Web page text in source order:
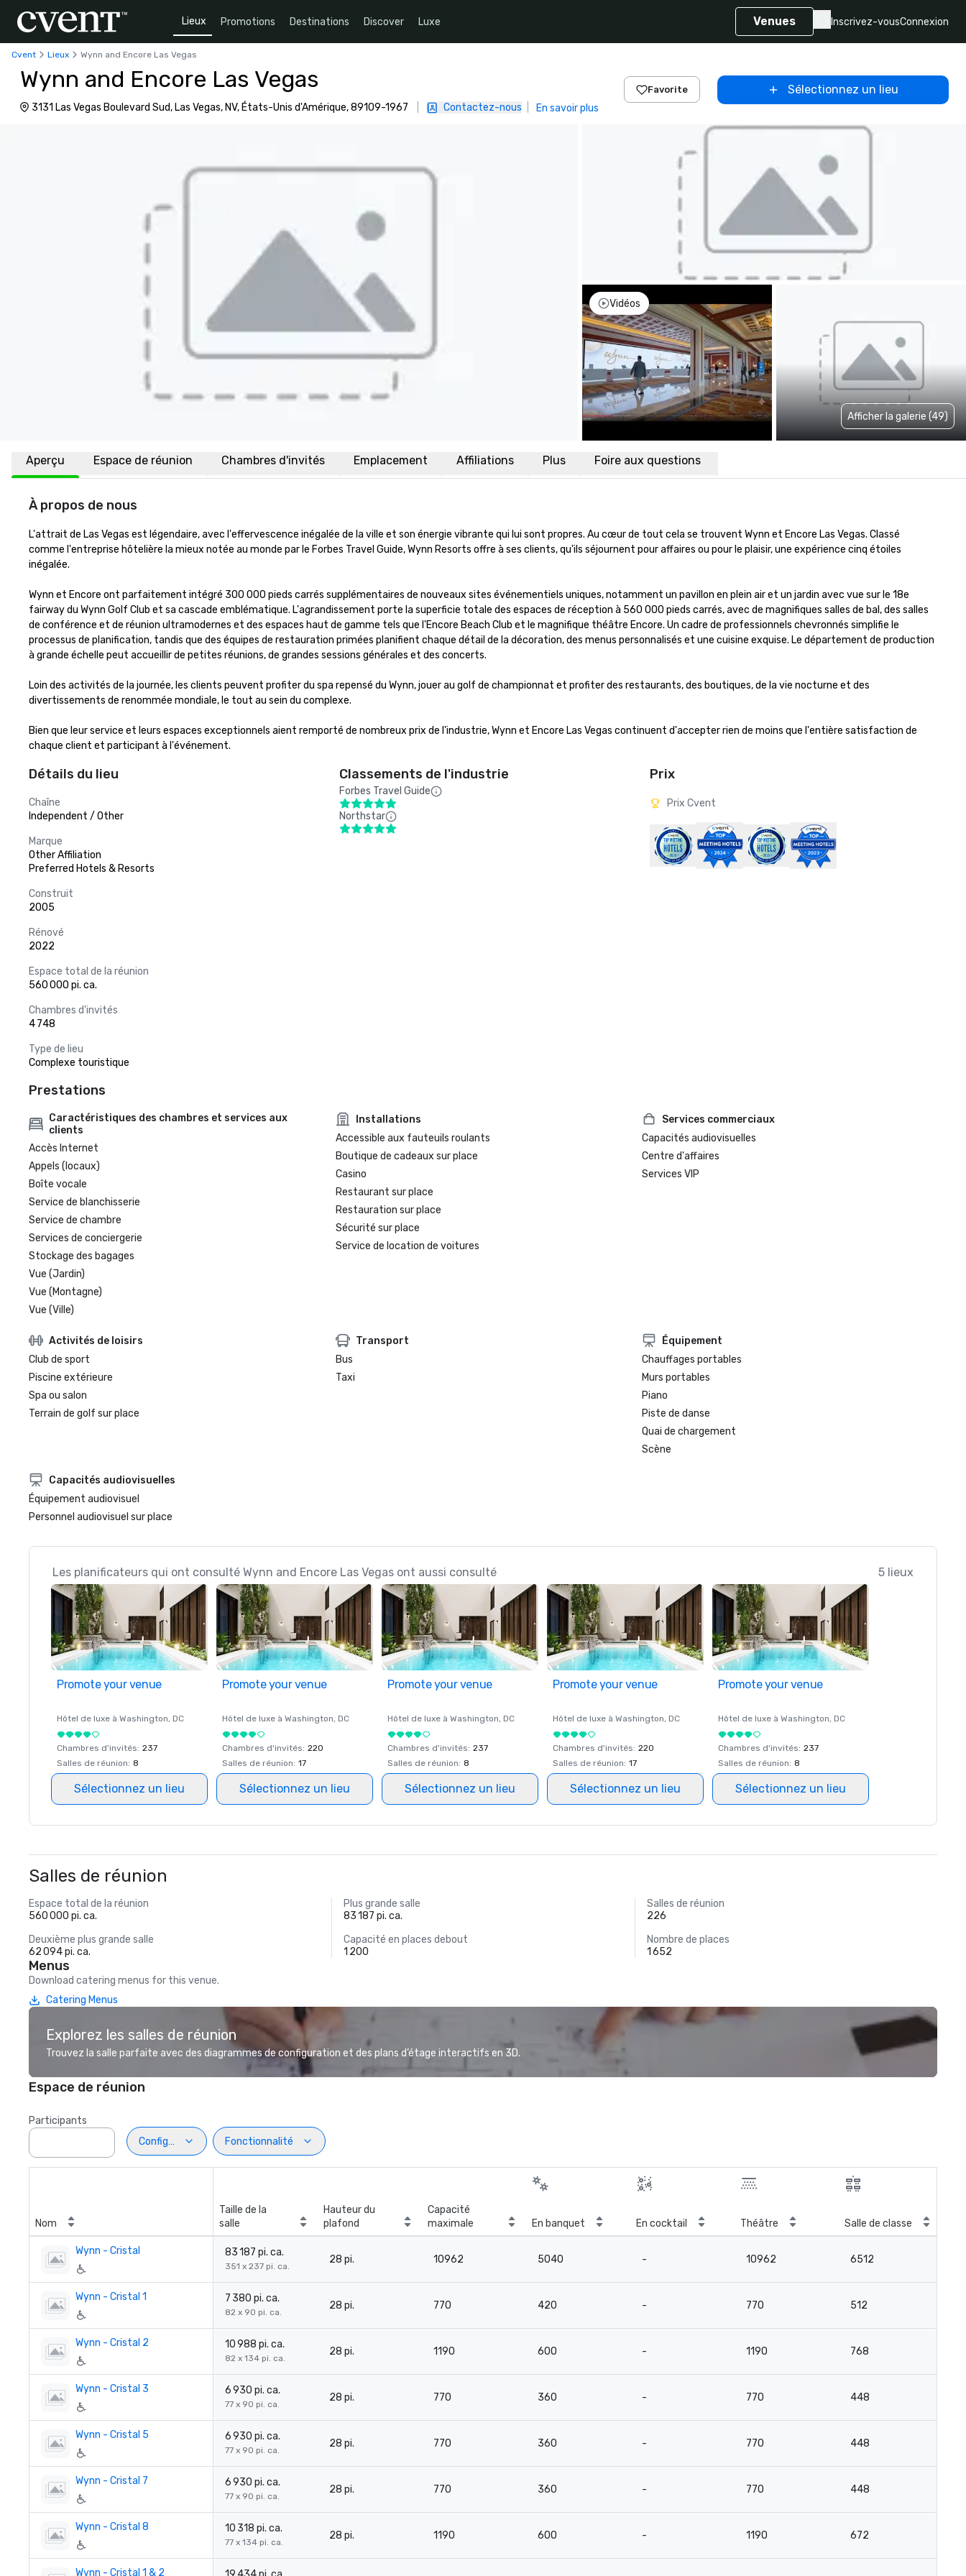
Lieux Promotions Destinations Discover Luxe Venues Inscrivez-vousConnexion
Cvent Lieux Wynn and Encore Las Vegas
Wynn and Encore Las Vegas
3131 Las Vegas Boulevard Sud, Las Vegas, NV, États-Unis d'Amérique, 89109-1967 Contactez-nous En savoir plus
Favorite Sélectionnez un lieu
Vidéos
Afficher la galerie (49)
Aperçu Espace de réunion Chambres d'invités Emplacement Affiliations Plus Foire aux questions
À propos de nous
L'attrait de Las Vegas est légendaire, avec l'effervescence inégalée de la ville et son énergie vibrante qui lui sont propres. Au cœur de tout cela se trouvent Wynn et Encore Las Vegas. Classé
comme l'entreprise hôtelière la mieux notée au monde par le Forbes Travel Guide, Wynn Resorts offre à ses clients, qu'ils séjournent pour affaires ou pour le plaisir, une expérience cinq étoiles
inégalée.
Wynn et Encore ont parfaitement intégré 300 000 pieds carrés supplémentaires de nouveaux sites événementiels uniques, notamment un pavillon en plein air et un jardin avec vue sur le 18e
fairway du Wynn Golf Club et sa cascade emblématique. L'agrandissement porte la superficie totale des espaces de réception à 560 000 pieds carrés, avec de magnifiques salles de bal, des salles
de conférence et de réunion ultramodernes et des espaces haut de gamme tels que l'Encore Beach Club et le magnifique théâtre Encore. Un cadre de professionnels chevronnés simplifie le
processus de planification, tandis que des équipes de restauration primées planifient chaque détail de la décoration, des menus personnalisés et une cuisine exquise. Le département de production
à grande échelle peut accueillir de petites réunions, de grandes sessions générales et des concerts.
Loin des activités de la journée, les clients peuvent profiter du spa repensé du Wynn, jouer au golf de championnat et profiter des restaurants, des boutiques, de la vie nocturne et des
divertissements de renommée mondiale, le tout au sein du complexe.
Bien que leur service et leurs espaces exceptionnels aient remporté de nombreux prix de l'industrie, Wynn et Encore Las Vegas continuent d'accepter rien de moins que l'entière satisfaction de
chaque client et participant à l'événement.
Détails du lieu
Chaîne
Independent / Other
Marque
Other Affiliation
Preferred Hotels & Resorts
Construit
2005
Rénové
2022
Espace total de la réunion
560 000 pi. ca.
Chambres d'invités
4 748
Type de lieu
Complexe touristique
Classements de l'industrie
Forbes Travel Guide
Northstar
Prix
Prix Cvent
Prestations
Caractéristiques des chambres et services aux
clients
Accès Internet
Appels (locaux)
Boîte vocale
Service de blanchisserie
Service de chambre
Services de conciergerie
Stockage des bagages
Vue (Jardin)
Vue (Montagne)
Vue (Ville)
Installations
Accessible aux fauteuils roulants
Boutique de cadeaux sur place
Casino
Restaurant sur place
Restauration sur place
Sécurité sur place
Service de location de voitures
Services commerciaux
Capacités audiovisuelles
Centre d'affaires
Services VIP
Activités de loisirs
Club de sport
Piscine extérieure
Spa ou salon
Terrain de golf sur place
Transport
Bus
Taxi
Équipement
Chauffages portables
Murs portables
Piano
Piste de danse
Quai de chargement
Scène
Capacités audiovisuelles
Équipement audiovisuel
Personnel audiovisuel sur place
Les planificateurs qui ont consulté Wynn and Encore Las Vegas ont aussi consulté 5 lieux
Promote your venue
Hôtel de luxe à Washington, DC
Chambres d'invités: 237
Salles de réunion: 8
Sélectionnez un lieu
Promote your venue
Hôtel de luxe à Washington, DC
Chambres d'invités: 220
Salles de réunion: 17
Sélectionnez un lieu
Promote your venue
Hôtel de luxe à Washington, DC
Chambres d'invités: 237
Salles de réunion: 8
Sélectionnez un lieu
Promote your venue
Hôtel de luxe à Washington, DC
Chambres d'invités: 220
Salles de réunion: 17
Sélectionnez un lieu
Promote your venue
Hôtel de luxe à Washington, DC
Chambres d'invités: 237
Salles de réunion: 8
Sélectionnez un lieu
Salles de réunion
Espace total de la réunion
560 000 pi. ca.
Plus grande salle
83 187 pi. ca.
Salles de réunion
226
Deuxième plus grande salle
62 094 pi. ca.
Capacité en places debout
1 200
Nombre de places
1 652
Menus
Download catering menus for this venue.
Catering Menus
Explorez les salles de réunion
Trouvez la salle parfaite avec des diagrammes de configuration et des plans d’étage interactifs en 3D.
Espace de réunion
Participants
Configuration
Fonctionnalité
Nom
Taille de la
salle
Hauteur du
plafond
Capacité
maximale
En banquet En cocktail Théâtre Salle de classe
Wynn - Cristal 83 187 pi. ca.
351 x 237 pi. ca.
28 pi. 10962 5040 - 10962 6512
Wynn - Cristal 1 7 380 pi. ca.
82 x 90 pi. ca.
28 pi. 770 420 - 770 512
Wynn - Cristal 2 10 988 pi. ca.
82 x 134 pi. ca.
28 pi. 1190 600 - 1190 768
Wynn - Cristal 3 6 930 pi. ca.
77 x 90 pi. ca.
28 pi. 770 360 - 770 448
Wynn - Cristal 5 6 930 pi. ca.
77 x 90 pi. ca.
28 pi. 770 360 - 770 448
Wynn - Cristal 7 6 930 pi. ca.
77 x 90 pi. ca.
28 pi. 770 360 - 770 448
Wynn - Cristal 8 10 318 pi. ca.
77 x 134 pi. ca.
28 pi. 1190 600 - 1190 672
Wynn - Cristal 1 & 2